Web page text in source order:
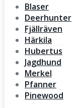
Blaser
Deerhunter
Fjällräven
Härkila
Hubertus
Jagdhund
Merkel
Pfanner
Pinewood